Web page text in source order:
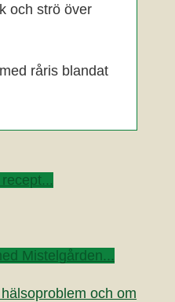
och strö över
råris blandat
Mistelgården...
och om